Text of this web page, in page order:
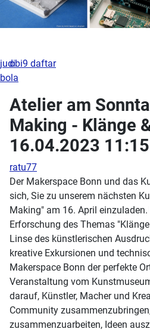
judi
bola
Atelier am
Making - Klänge
16.04.2023 11:15
ratu77
Der Makerspace Bonn und das
sich, Sie zu unserem nächsten
Making" am 16. April
Erforschung des Themas
Linse des künstlerischen
kreative Exkursionen und
Makerspace Bonn der perfekte
Veranstaltung vom
darauf, Künstler, Macher und
Community
zusammenzuarbeiten, Ideen
obi9 daftar